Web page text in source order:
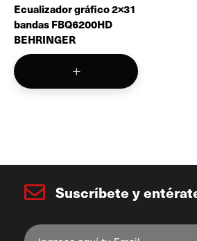
Ecualizador gráfico 2×31
bandas FBQ6200HD
BEHRINGER
Suscríbete y